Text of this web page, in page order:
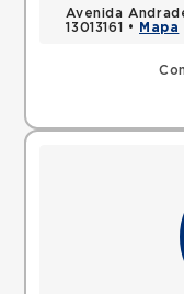
Avenida
13013161 •
Mapa